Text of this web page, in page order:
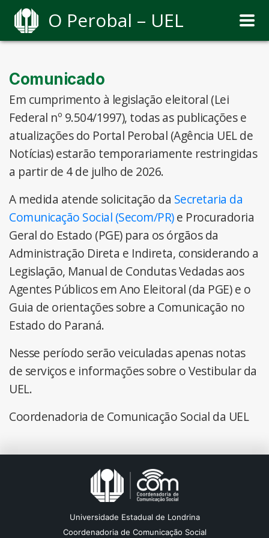
O Perobal – UEL
Comunicado
Em cumprimento à legislação eleitoral (Lei
Federal nº 9.504/1997), todas as publicações e
atualizações do Portal Perobal (Agência UEL de
Notícias) estarão temporariamente restringidas
a partir de 4 de julho de 2026.
A medida atende solicitação da Secretaria da
Comunicação Social (Secom/PR)e Procuradoria
Geral do Estado (PGE) para os órgãos da
Administração Direta e Indireta, considerando a
Legislação, Manual de Condutas Vedadas aos
Agentes Públicos em Ano Eleitoral (da PGE) e o
Guia de orientações sobre a Comunicação no
Estado do Paraná.
Nesse período serão veiculadas apenas notas
de serviços e informações sobre o Vestibular da
UEL.
Coordenadoria de Comunicação Social da UEL
Universidade Estadual de Londrina
Coordenadoria de Comunicação Social